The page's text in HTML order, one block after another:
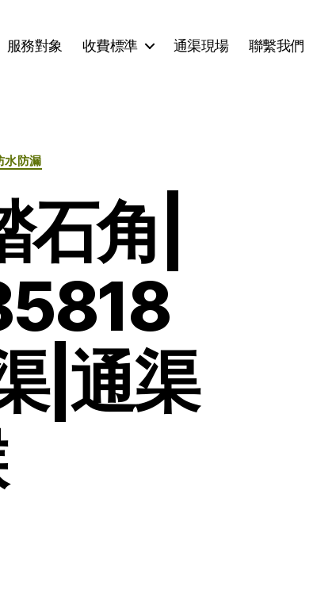
服務對象 收費標準 通渠現場 聯繫我們
水防漏
角|
|通渠